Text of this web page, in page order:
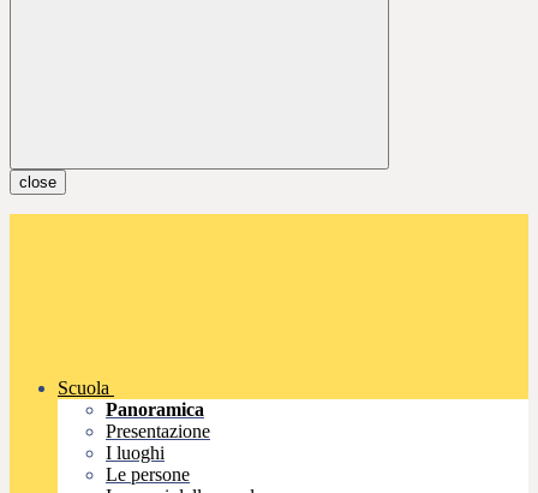
close
Scuola
Panoramica
Presentazione
I luoghi
Le persone